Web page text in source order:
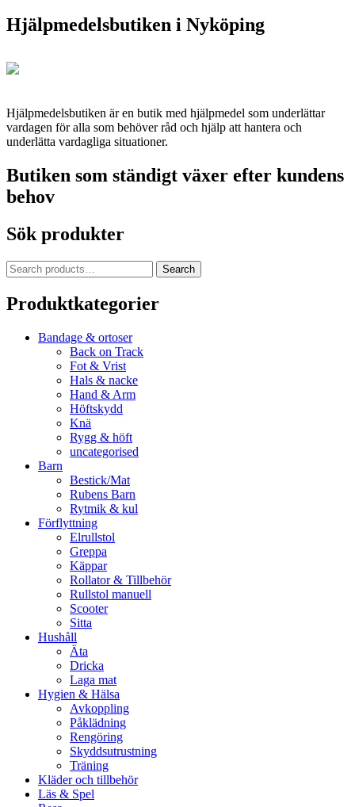
Hjälpmedelsbutiken i Nyköping
Hjälpmedelsbutiken är en butik med hjälpmedel som underlättar
vardagen för alla som behöver råd och hjälp att hantera och
underlätta vardagliga situationer.
Butiken som ständigt växer efter kundens
behov
Sök produkter
Search
for:
Search
Produktkategorier
Bandage & ortoser
Back on Track
Fot & Vrist
Hals & nacke
Hand & Arm
Höftskydd
Knä
Rygg & höft
uncategorised
Barn
Bestick/Mat
Rubens Barn
Rytmik & kul
Förflyttning
Elrullstol
Greppa
Käppar
Rollator & Tillbehör
Rullstol manuell
Scooter
Sitta
Hushåll
Äta
Dricka
Laga mat
Hygien & Hälsa
Avkoppling
Påklädning
Rengöring
Skyddsutrustning
Träning
Kläder och tillbehör
Läs & Spel